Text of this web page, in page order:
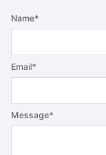
Message*
Name*
Email*